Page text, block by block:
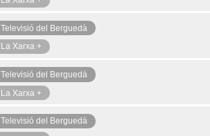
Televisió del Berguedà
La Xarxa +
Televisió del Berguedà
La Xarxa +
Televisió del Berguedà